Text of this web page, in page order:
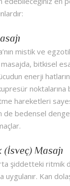
mistik ve
masajda, bitkisel
enerji
noktalarına
hareketleri
de bedensel
Masajı
şiddetteki ritmik
Kan